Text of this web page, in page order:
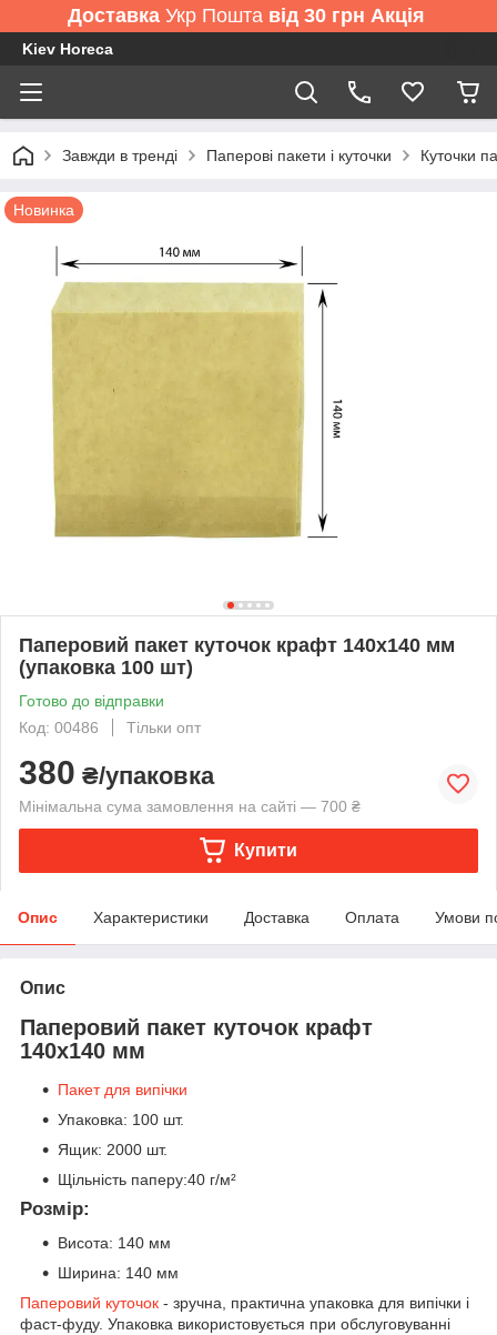
ДоставкаУкр Пошта від 30 грн Акція
Kiev Horeca
Завжди в тренді Паперові пакети і куточки Куточки
Новинка
Паперовий пакет куточок крафт 140х140 мм
(упаковка 100 шт)
Готово до відправки
Код: 00486
Тільки опт
380 ₴/упаковка
Мінімальна сума замовлення на сайті — 700 ₴
Купити
Опис Характеристики Доставка Оплата Умови
Опис
Паперовий пакет куточок крафт
140х140 мм
Пакет для випічки
Упаковка: 100 шт.
Ящик: 2000 шт.
Щільність паперу:40 г/м²
Розмір:
Висота: 140 мм
Ширина: 140 мм
Паперовий куточок - зручна, практична упаковка для випічки і
фаст-фуду. Упаковка використовується при обслуговуванні